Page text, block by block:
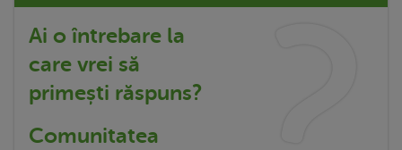
Ai o întrebare la
care vrei să
primești răspuns?
Comunitatea